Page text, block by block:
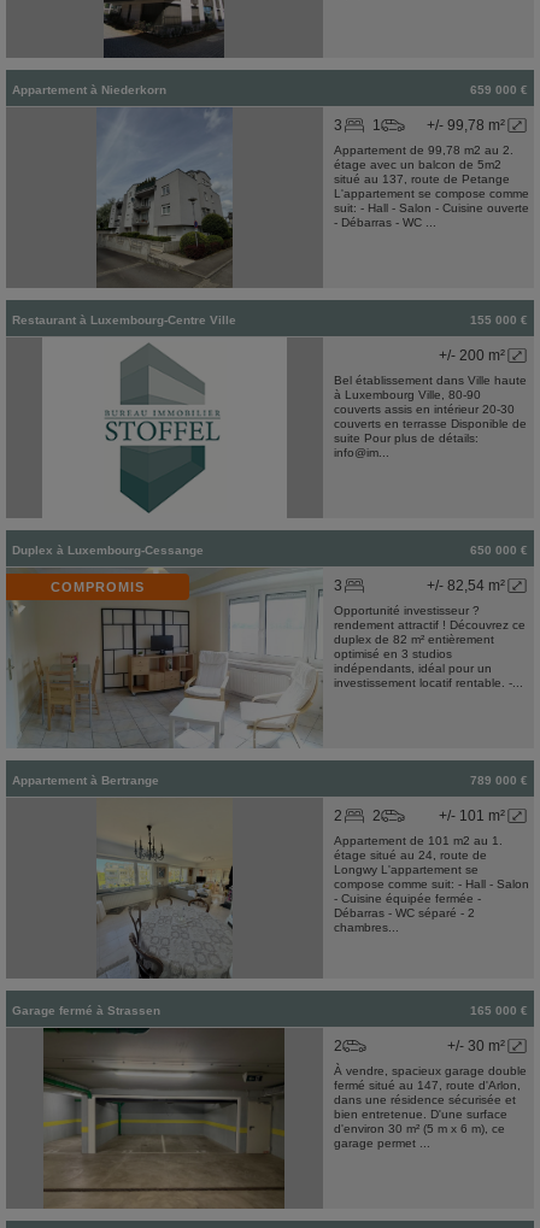
Appartement à Niederkorn 659 000 €
+/- 99,78 m²
3 1
Appartement de 99,78 m2 au 2.
étage avec un balcon de 5m2
situé au 137, route de Petange
L'appartement se compose comme
suit: - Hall - Salon - Cuisine ouverte
- Débarras - WC ...
Restaurant à Luxembourg-Centre Ville 155 000 €
+/- 200 m²
Bel établissement dans Ville haute
à Luxembourg Ville, 80-90
couverts assis en intérieur 20-30
couverts en terrasse Disponible de
suite Pour plus de détails:
info@im...
Duplex à Luxembourg-Cessange 650 000 €
COMPROMIS +/- 82,54 m²
3
Opportunité investisseur ?
rendement attractif ! Découvrez ce
duplex de 82 m² entièrement
optimisé en 3 studios
indépendants, idéal pour un
investissement locatif rentable. -...
Appartement à Bertrange 789 000 €
+/- 101 m²
2 2
Appartement de 101 m2 au 1.
étage situé au 24, route de
Longwy L'appartement se
compose comme suit: - Hall - Salon
- Cuisine équipée fermée -
Débarras - WC séparé - 2
chambres...
Garage fermé à Strassen 165 000 €
+/- 30 m²
2
À vendre, spacieux garage double
fermé situé au 147, route d'Arlon,
dans une résidence sécurisée et
bien entretenue. D'une surface
d'environ 30 m² (5 m x 6 m), ce
garage permet ...